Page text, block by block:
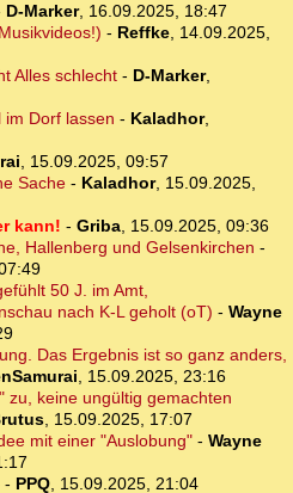
D-Marker, 16.09.2025, 18:47
- Reffke, 14.09.2025,
Alles schlecht- D-Marker,
im Dorf lassen - Kaladhor,
, 15.09.2025, 09:57
Sache- Kaladhor, 15.09.2025,
kann! - Griba, 15.09.2025, 09:36
Hallenberg und Gelsenkirchen -
50 J. im Amt,
nach K-L geholt (oT) - Wayne
Das Ergebnis ist so ganz anders,
, 15.09.2025, 23:16
zu, keine ungültig gemachten
, 15.09.2025, 17:07
mit einer "Auslobung"- Wayne
- PPQ, 15.09.2025, 21:04